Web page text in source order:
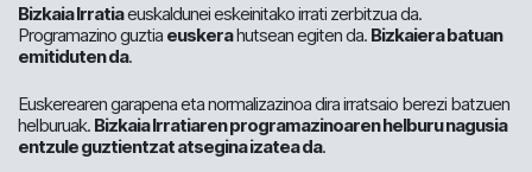
Bizkaia Irratiaeuskaldunei eskeinitako irrati zerbitzua da.
Programazino guztia euskerahutsean egiten da. Bizkaiera batuan
emitiduten da.
Euskerearen garapena eta normalizazinoa dira irratsaio berezi batzuen
helburuak. Bizkaia Irratiaren programazinoaren helburu nagusia
entzule guztientzat atsegina izatea da.